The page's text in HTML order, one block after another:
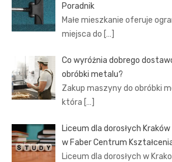
Poradnik
Małe mieszkanie oferuje
miejsca do […]
Co wyróżnia dobrego
obróbki metalu?
Zakup maszyny do obróbki
która […]
Liceum dla dorosłych
w Faber Centrum
Liceum dla dorosłych w